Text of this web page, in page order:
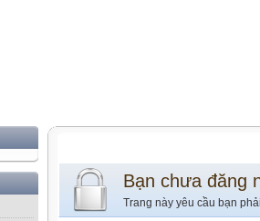
Bạn chưa đăng
Trang này yêu cầu bạn